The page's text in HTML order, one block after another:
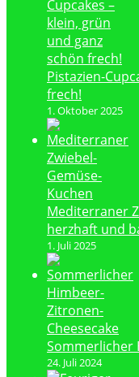
Pistazien-
frech!
1. Oktober 2025
Mediterraner
herzhaft und
1. Juli 2025
Sommerlicher
24. Juli 2024